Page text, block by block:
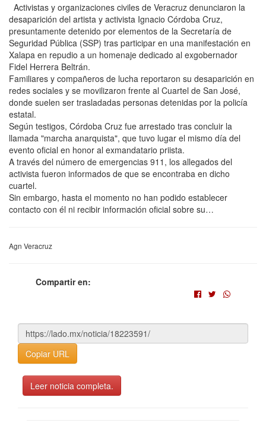
Activistas y organizaciones civiles de Veracruz denunciaron la
desaparición del artista y activista Ignacio Córdoba Cruz,
presuntamente detenido por elementos de la Secretaría de
Seguridad Pública (SSP) tras participar en una manifestación en
Xalapa en repudio a un homenaje dedicado al exgobernador
Fidel Herrera Beltrán.
Familiares y compañeros de lucha reportaron su desaparición en
redes sociales y se movilizaron frente al Cuartel de San José,
donde suelen ser trasladadas personas detenidas por la policía
estatal.
Según testigos, Córdoba Cruz fue arrestado tras concluir la
llamada "marcha anarquista", que tuvo lugar el mismo día del
evento oficial en honor al exmandatario priista.
A través del número de emergencias 911, los allegados del
activista fueron informados de que se encontraba en dicho
cuartel.
Sin embargo, hasta el momento no han podido establecer
contacto con él ni recibir información oficial sobre su…
Agn Veracruz
Compartir en:
Copiar URL
Leer noticia completa.